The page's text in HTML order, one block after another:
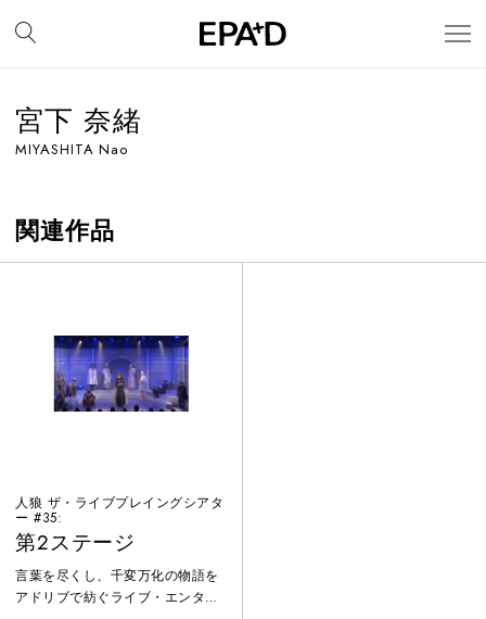
宮下 奈緒
MIYASHITA Nao
関連作品
人狼 ザ・ライブプレイングシアタ
ー #35:
第2ステージ
言葉を尽くし、千変万化の物語を
アドリブで紡ぐライブ・エンター